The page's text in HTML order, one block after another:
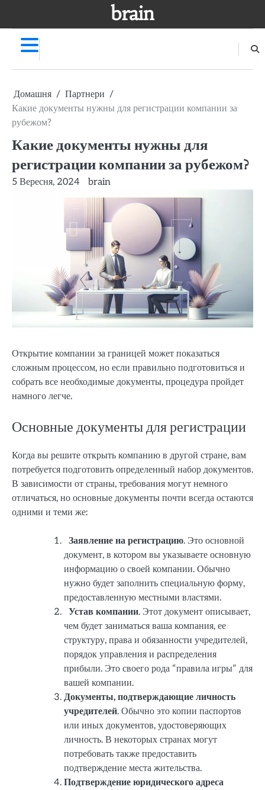
brain
Домашня
Партнери
Какие документы нужны для регистрации компании за
рубежом?
Какие документы нужны для
регистрации компании за рубежом?
5 Вересня, 2024 brain
Открытие компании за границей может показаться
сложным процессом, но если правильно подготовиться и
собрать все необходимые документы, процедура пройдет
намного легче.
Основные документы для регистрации
Когда вы решите открыть компанию в другой стране, вам
потребуется подготовить определенный набор документов.
В зависимости от страны, требования могут немного
отличаться, но основные документы почти всегда остаются
одними и теми же:
Заявление на регистрацию. Это основной
документ, в котором вы указываете основную
информацию о своей компании. Обычно
нужно будет заполнить специальную форму,
предоставленную местными властями.
Устав компании. Этот документ описывает,
чем будет заниматься ваша компания, ее
структуру, права и обязанности учредителей,
порядок управления и распределения
прибыли. Это своего рода “правила игры” для
вашей компании.
Документы, подтверждающие личность
учредителей. Обычно это копии паспортов
или иных документов, удостоверяющих
личность. В некоторых странах могут
потребовать также предоставить
подтверждение места жительства.
Подтверждение юридического адреса